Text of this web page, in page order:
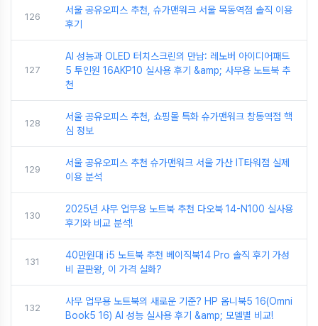
126
서울 공유오피스 추천, 슈가맨워크 서울 목동역점 솔직 이용
후기
127
AI 성능과 OLED 터치스크린의 만남: 레노버 아이디어패드
5 투인원 16AKP10 실사용 후기 &amp; 사무용 노트북 추
천
128
서울 공유오피스 추천, 쇼핑몰 특화 슈가맨워크 창동역점 핵
심 정보
129
서울 공유오피스 추천 슈가맨워크 서울 가산 IT타워점 실제
이용 분석
130
2025년 사무 업무용 노트북 추천 다오북 14-N100 실사용
후기와 비교 분석!
131
40만원대 i5 노트북 추천 베이직북14 Pro 솔직 후기 가성
비 끝판왕, 이 가격 실화?
132
사무 업무용 노트북의 새로운 기준? HP 옴니북5 16(Omni
Book5 16) AI 성능 실사용 후기 &amp; 모델별 비교!